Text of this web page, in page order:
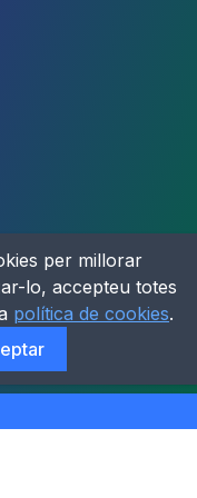
per millorar
lo, accepteu totes
política de cookies.